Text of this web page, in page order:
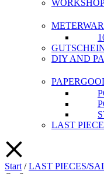
DIY AND
LAST
Start /LAST PIECES/